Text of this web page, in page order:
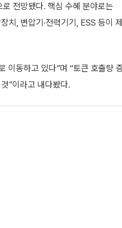
전망됐다. 핵심 수혜 분야로는
, 변압기·전력기기, ESS 등이 제
이동하고 있다”며 “토큰 호출량
”이라고 내다봤다.